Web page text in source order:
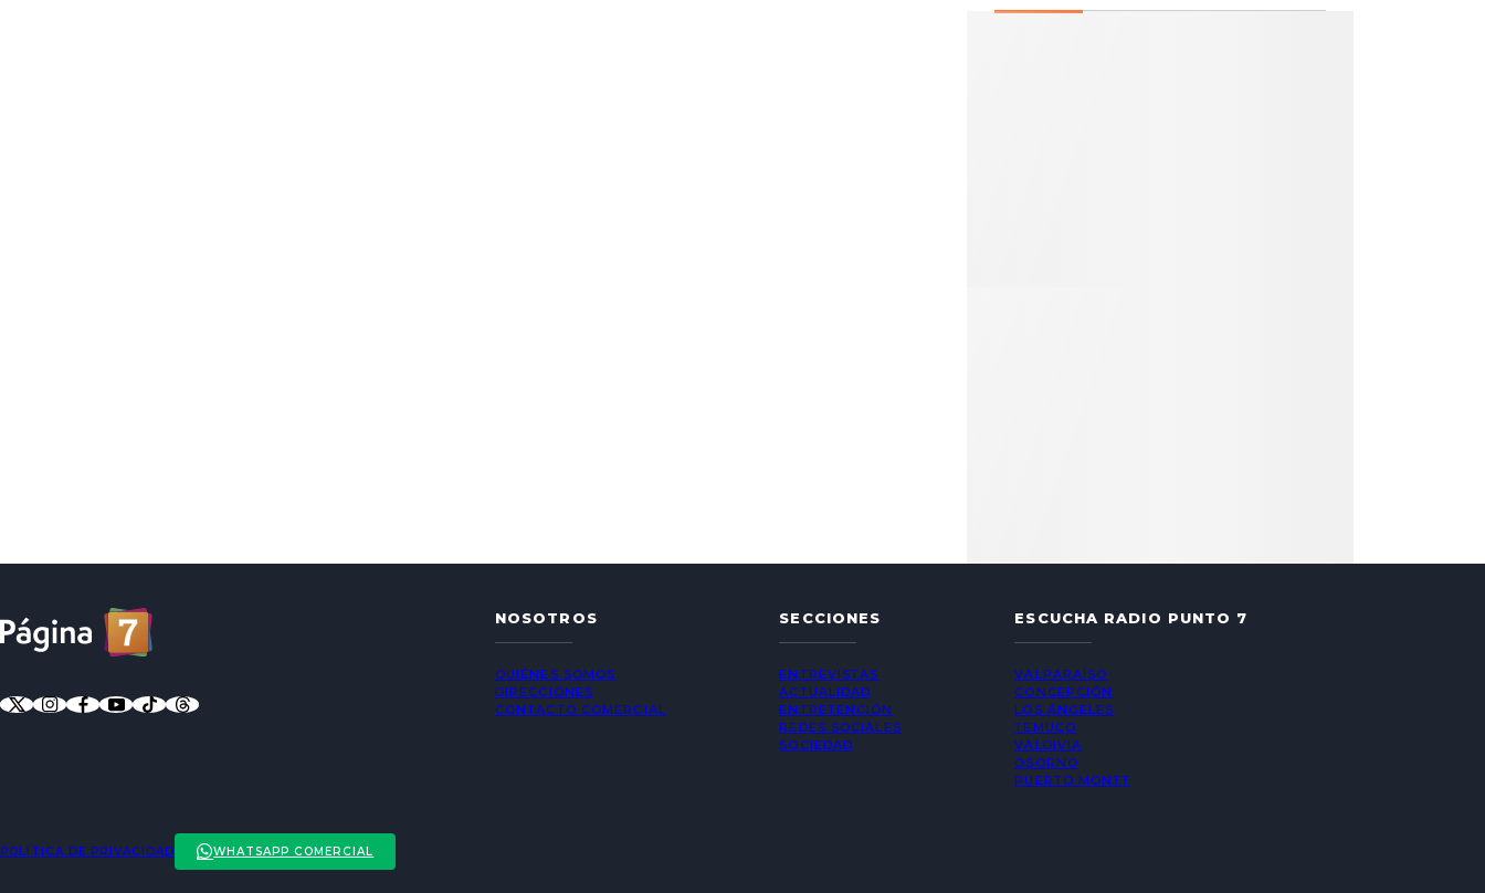
NOSOTROS
QUIÉNES SOMOS
DIRECCIONES
CONTACTO COMERCIAL
SECCIONES
ENTREVISTAS
ACTUALIDAD
ENTRETENCIÓN
REDES SOCIALES
SOCIEDAD
ESCUCHA RADIO PUNTO 7
VALPARAÍSO
CONCEPCIÓN
LOS ÁNGELES
TEMUCO
VALDIVIA
OSORNO
PUERTO MONTT
POLÍTICA DE PRIVACIDAD WHATSAPP COMERCIAL